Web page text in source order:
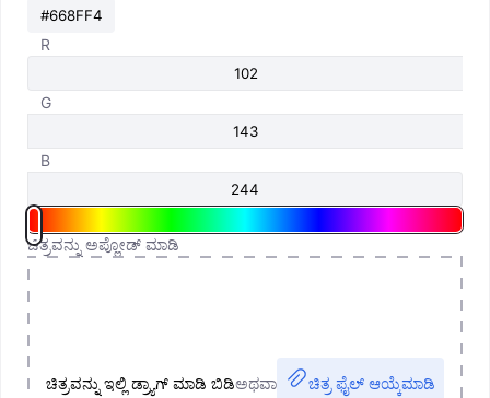
R
G
B
ಚಿತ್ರವನ್ನು ಅಪ್ಲೋಡ್ ಮಾಡಿ
ಚಿತ್ರವನ್ನು ಇಲ್ಲಿ ಡ್ರ್ಯಾಗ್ ಮಾಡಿ ಬಿಡಿಅಥವಾ ಚಿತ್ರ ಫೈಲ್ ಆಯ್ಕೆಮಾಡಿ